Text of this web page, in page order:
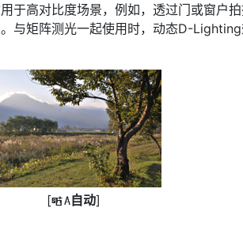
于高对比度场景，例如，透过门或窗户
与矩阵测光一起使用时，动态D-
[Y自动]